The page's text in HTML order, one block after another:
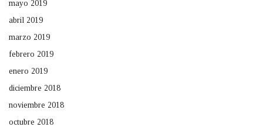
mayo 2019
abril 2019
marzo 2019
febrero 2019
enero 2019
diciembre 2018
noviembre 2018
octubre 2018